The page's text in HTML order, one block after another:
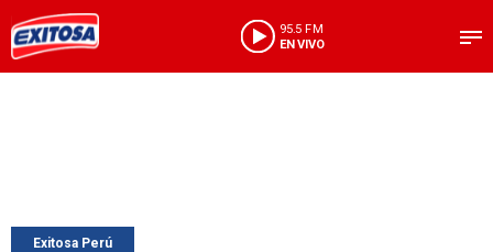
95.5 FM
EN VIVO
Exitosa Perú